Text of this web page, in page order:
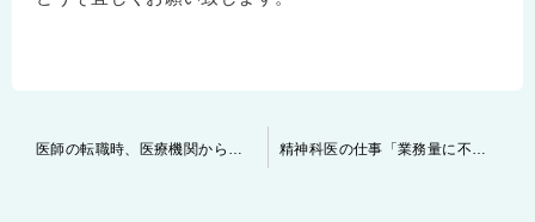
医師の転職時、医療機関からのオファーに対し、いつまでに返答をした方が良いのか？ 精神科医の仕事「業務量に不公平さを感じる時」